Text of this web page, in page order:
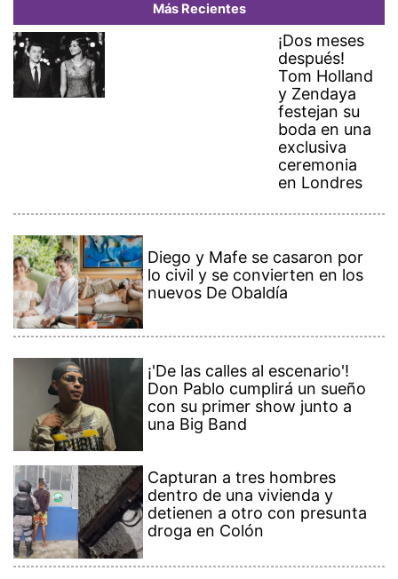
Más Recientes
¡Dos meses
después!
Tom Holland
y Zendaya
festejan su
boda en una
exclusiva
ceremonia
en Londres
Diego y Mafe se casaron por
lo civil y se convierten en los
nuevos De Obaldía
¡'De las calles al escenario'!
Don Pablo cumplirá un sueño
con su primer show junto a
una Big Band
Capturan a tres hombres
dentro de una vivienda y
detienen a otro con presunta
droga en Colón